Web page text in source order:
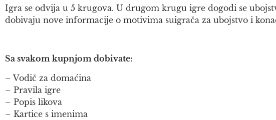
Igra se odvija u 5 krugova. U drugom krugu igre dogodi se
dobivaju nove informacije o motivima suigrača za ubojstvo i
Sa svakom kupnjom dobivate:
– Vodič za domaćina
– Pravila igre
– Popis likova
– Kartice s imenima